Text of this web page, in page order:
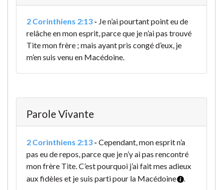
2 Corinthiens 2:13 - Je n’ai pourtant point eu de
relâche en mon esprit, parce que je n’ai pas trouvé
Tite mon frère ; mais ayant pris congé d’eux, je
m’en suis venu en Macédoine.
Parole Vivante
2 Corinthiens 2:13 - Cependant, mon esprit n’a
pas eu de repos, parce que je n’y ai pas rencontré
mon frère Tite. C’est pourquoi j’ai fait mes adieux
aux fidèles et je suis parti pour la Macédoine
.